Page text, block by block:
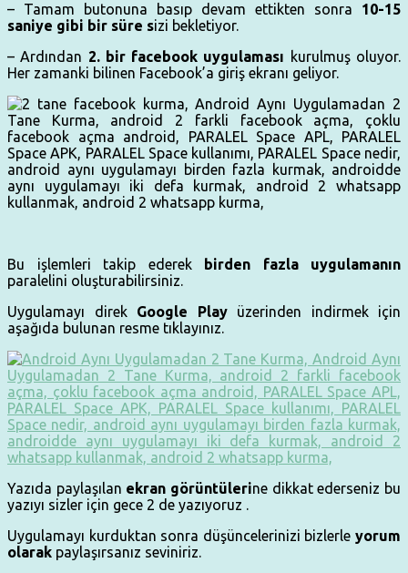
– Tamam butonuna basıp devam ettikten sonra 10-15
saniye gibi bir süre sizi bekletiyor.
– Ardından 2. bir facebook uygulaması kurulmuş oluyor.
Her zamanki bilinen Facebook’a giriş ekranı geliyor.
Bu işlemleri takip ederekbirden fazla uygulamanın
paralelini oluşturabilirsiniz.
Uygulamayı direkGoogle Playüzerinden indirmek için
aşağıda bulunan resme tıklayınız.
Yazıda paylaşılan ekran görüntülerine dikkat ederseniz bu
yazıyı sizler için gece 2 de yazıyoruz .
Uygulamayı kurduktan sonra düşüncelerinizi bizlerle yorum
olarak paylaşırsanız seviniriz.